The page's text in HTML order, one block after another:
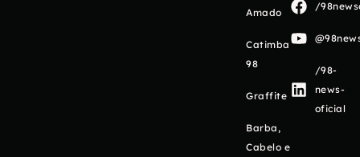
Amado
Catimba
98
Graffite
Barba,
Cabelo e
/
/98-
news-
oficial